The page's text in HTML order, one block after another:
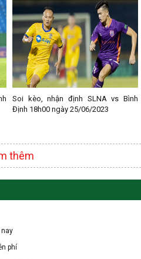
Soi kèo, nhận định SLNA vs Bình
Định 18h00 ngày 25/06/2023
thêm
nay
phí